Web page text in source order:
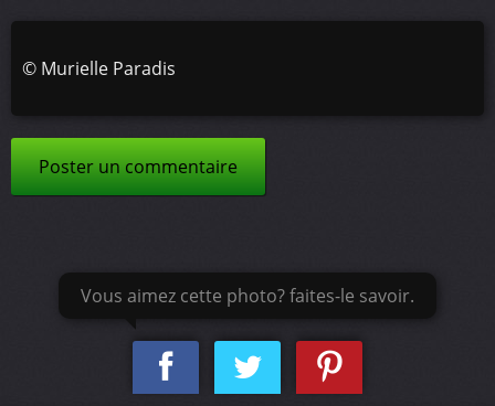
© Murielle Paradis
Poster un commentaire
Vous aimez cette photo? faites-le savoir.